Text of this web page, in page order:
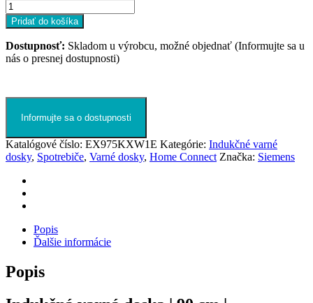
Pridať do košíka
Dostupnosť: Skladom u výrobcu, možné objednať (Informujte sa u
nás o presnej dostupnosti)
Informujte sa o dostupnosti
Katalógové číslo: EX975KXW1E Kategórie: Indukčné varné
dosky, Spotrebiče, Varné dosky, Home Connect Značka: Siemens
Popis
Ďalšie informácie
Popis